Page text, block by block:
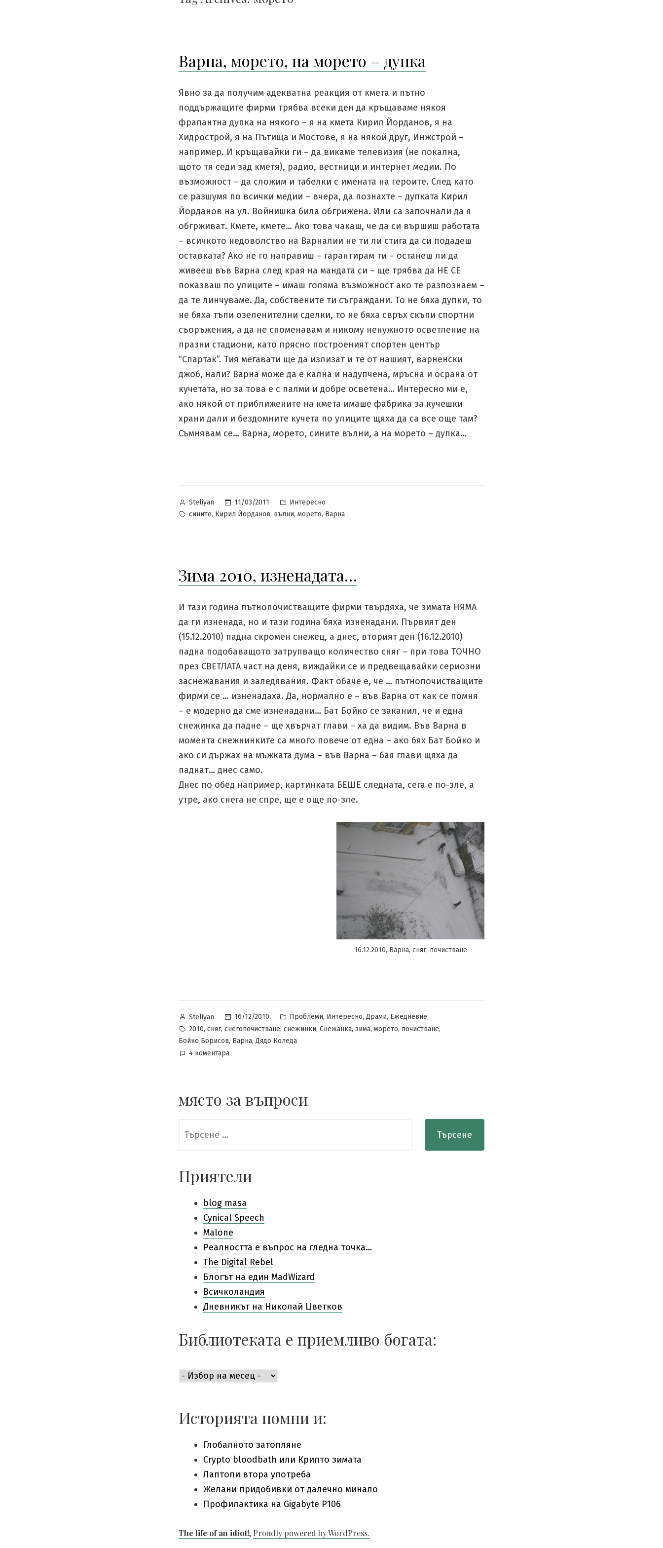
Варна, морето, на морето – дупка
Явно за да получим адекватна реакция от кмета и пътно
поддържащите фирми трябва всеки ден да кръщаваме някоя
фрапантна дупка на някого – я на кмета Кирил Йорданов, я на
Хидрострой, я на Пътища и Мостове, я на някой друг, Инжстрой –
например. И кръщавайки ги – да викаме телевизия (не локална,
щото тя седи зад кметя), радио, вестници и интернет медии. По
възможност – да сложим и табелки с имената на героите. След като
се разшумя по всички медии – вчера, да познахте – дупката Кирил
Йорданов на ул. Войнишка била обгрижена. Или са започнали да я
обгрживат. Кмете, кмете… Ако това чакаш, че да си вършиш работата
– всичкото недоволство на Варналии не ти ли стига да си подадеш
оставката? Ако не го направиш – гарантирам ти – останеш ли да
живееш във Варна след края на мандата си – ще трябва да НЕ СЕ
показваш по улиците – имаш голяма възможност ако те разпознаем –
да те линчуваме. Да, собствените ти съграждани. То не бяха дупки, то
не бяха тъпи озеленителни сделки, то не бяха свръх скъпи спортни
съоръжения, а да не споменавам и никому ненужното осветление на
празни стадиони, като прясно построеният спортен център
“Спартак”. Тия мегавати ще да излизат и те от нашият, варненски
джоб, нали? Варна може да е кална и надупчена, мръсна и осрана от
кучетата, но за това е с палми и добре осветена… Интересно ми е,
ако някой от приближените на кмета имаше фабрика за кучешки
храни дали и бездомните кучета по улиците щяха да са все още там?
Съмнявам се… Варна, морето, сините вълни, а на морето – дупка…
Posted
by
Steliyan 11/03/2011
Posted
in
Интересно
Tags:
сините, Кирил Йорданов, вълни, морето, Варна
Зима 2010, изненадата…
И тази година пътнопочистващите фирми твърдяха, че зимата НЯМА
да ги изненада, но и тази година бяха изненадани. Първият ден
(15.12.2010) падна скромен снежец, а днес, вторият ден (16.12.2010)
падна подобаващото затрупващо количество сняг – при това ТОЧНО
през СВЕТЛАТА част на деня, виждайки се и предвещавайки сериозни
заснежавания и заледявания. Факт обаче е, че … пътнопочистващите
фирми се … изненадаха. Да, нормално е – във Варна от как се помня
– е модерно да сме изненадани… Бат Бойко се заканил, че и една
снежинка да падне – ще хвърчат глави – ха да видим. Във Варна в
момента снежнинките са много повече от една – ако бях Бат Бойко и
ако си държах на мъжката дума – във Варна – бая глави щяха да
паднат… днес само.
Днес по обед например, картинката БЕШЕ следната, сега е по-зле, а
утре, ако снега не спре, ще е още по-зле.
16.12.2010, Варна, сняг, почистване
Posted
by
Steliyan 16/12/2010
Posted
in
Проблеми, Интересно, Драми, Ежедневие
Tags:
2010, сняг, снегопочистване, снежинки, Снежанка, зима, морето, почистване,
Бойко Борисов, Варна, Дядо Коледа
4 коментараза
място за въпроси
за:
Приятели
blog masa
Cynical Speech
Malone
Pеалността е въпрос на гледна точка…
The Digital Rebel
Блогът на един MadWizard
Всичколандия
Дневникът на Николай Цветков
Библиотеката е приемливо богата:
е
богата:
Историята помни и:
Глобалното затопляне
Crypto bloodbath или Крипто зимата
Лаптопи втора употреба
Желани придобивки от далечно минало
Профилактика на Gigabyte P106
The life of an idiot!, Proudly powered by WordPress.